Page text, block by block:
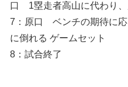
口 1塁走者高山に代わり、
7：原口 ベンチの期待に応
に倒れる ゲームセット
8：試合終了